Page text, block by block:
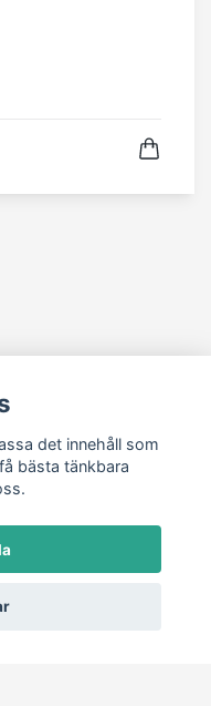
det innehåll som
bästa tänkbara